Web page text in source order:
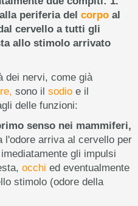
periferia del corpo al
cervello a tutti gli
allo stimolo arrivato
nervi, come già
sono il sodio e il
delle funzioni:
senso nei mammiferi,
l'odore arriva al cervello per
gli impulsi
occhi ed eventualmente
stimolo (odore della